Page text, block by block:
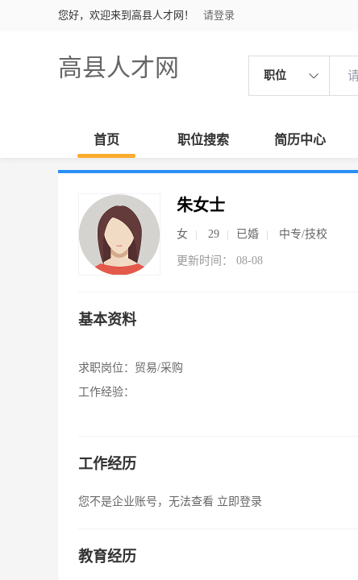
您好，欢迎来到高县人才网！ 请登录
高县人才网 职位
首页 职位搜索 简历中心
朱女士
女 29 已婚 中专/技校
更新时间： 08-08
基本资料
求职岗位： 贸易/采购
工作经验：
工作经历
您不是企业账号，无法查看 立即登录
教育经历